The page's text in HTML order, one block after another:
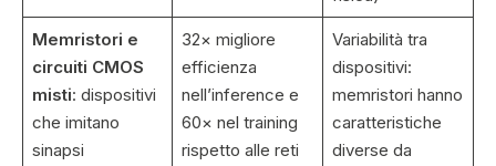
Memristori e
circuiti CMOS
misti: dispositivi
che imitano
sinapsi
32× migliore
efficienza
nell’inference e
60× nel training
rispetto alle reti
Variabilità tra
dispositivi:
memristori hanno
caratteristiche
diverse da